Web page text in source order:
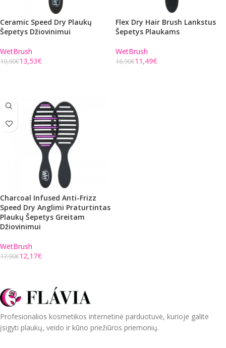
Ceramic Speed Dry Plaukų
Šepetys Džiovinimui
WetBrush
19,90€13,53€
Flex Dry Hair Brush Lankstus
Šepetys Plaukams
WetBrush
16,90€11,49€
Charcoal Infused Anti-Frizz
Speed Dry Anglimi Praturtintas
Plaukų Šepetys Greitam
Džiovinimui
WetBrush
17,90€12,17€
Profesionalios kosmetikos internetinė parduotuvė, kurioje galite
įsigyti plaukų, veido ir kūno priežiūros priemonių.